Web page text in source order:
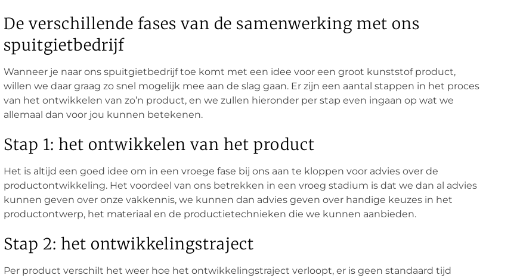
De verschillende fases van de samenwerking met ons
spuitgietbedrijf
Wanneer je naar ons spuitgietbedrijf toe komt met een idee voor een groot kunststof product,
willen we daar graag zo snel mogelijk mee aan de slag gaan. Er zijn een aantal stappen in het proces
van het ontwikkelen van zo’n product, en we zullen hieronder per stap even ingaan op wat we
allemaal dan voor jou kunnen betekenen.
Stap 1: het ontwikkelen van het product
Het is altijd een goed idee om in een vroege fase bij ons aan te kloppen voor advies over de
productontwikkeling. Het voordeel van ons betrekken in een vroeg stadium is dat we dan al advies
kunnen geven over onze vakkennis, we kunnen dan advies geven over handige keuzes in het
productontwerp, het materiaal en de productietechnieken die we kunnen aanbieden.
Stap 2: het ontwikkelingstraject
Per product verschilt het weer hoe het ontwikkelingstraject verloopt, er is geen standaard tijd